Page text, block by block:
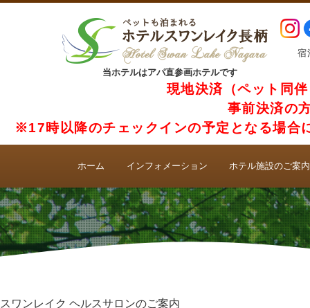
当ホテルはアパ直参画ホテルです
宿
現地決済（ペット同
事前決済の
※17時以降のチェックインの予定となる場合
ホーム インフォメーション ホテル施設のご案内
スワンレイク ヘルスサロンのご案内